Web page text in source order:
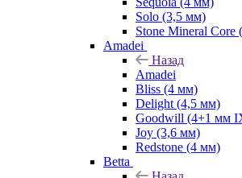
Solo (3,5 мм)
Stone Mineral Core
Amadei
Назад
Amadei
Bliss (4 мм)
Delight (4,5 мм)
Goodwill (4+1 мм
Joy (3,6 мм)
Redstone (4 мм)
Betta